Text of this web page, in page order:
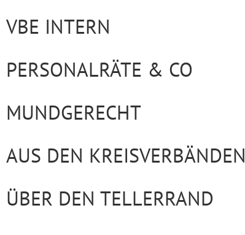
VBE INTERN
PERSONALRÄTE & CO
MUNDGERECHT
AUS DEN KREISVERBÄNDEN
ÜBER DEN TELLERRAND